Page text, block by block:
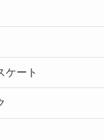
ケート